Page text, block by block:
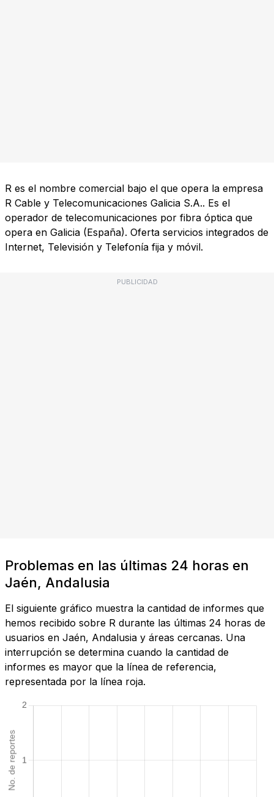
R es el nombre comercial bajo el que opera la empresa
R Cable y Telecomunicaciones Galicia S.A.. Es el
operador de telecomunicaciones por fibra óptica que
opera en Galicia (España). Oferta servicios integrados de
Internet, Televisión y Telefonía fija y móvil.
PUBLICIDAD
Problemas en las últimas 24 horas en
Jaén, Andalusia
El siguiente gráfico muestra la cantidad de informes que
hemos recibido sobre R durante las últimas 24 horas de
usuarios en Jaén, Andalusia y áreas cercanas. Una
interrupción se determina cuando la cantidad de
informes es mayor que la línea de referencia,
representada por la línea roja.